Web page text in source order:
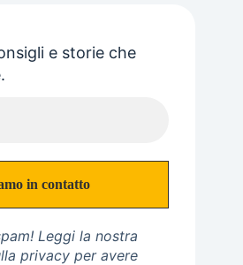
e storie che
Leggi la nostra
privacyper avere